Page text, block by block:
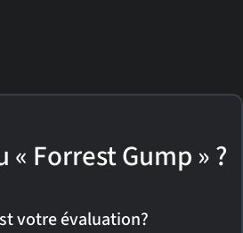
« Forrest Gump » ?
votre évaluation?